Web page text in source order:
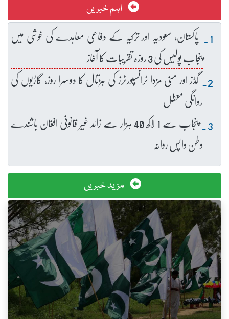
اہم خبریں
پاکستان، سعودیہ اور ترکیہ کے دفاعی معاہدے کی خوشی میں
پنجاب پولیس کی 3 روزہ تقریبات کا آغاز
گڈز اور منی مزدا ٹرانسپورٹرز کی ہڑتال کا دوسرا روز، گاڑیوں کی
روانگی معطل
پنجاب سے 1 لاکھ 40 ہزار سے زائد غیر قانونی افغان باشندے
وطن واپس روانہ
مزید خبریں